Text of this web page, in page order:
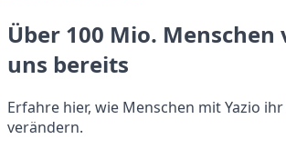
Über 100 Mio.
uns bereits
Erfahre hier, wie Menschen mit Yazio ihr
verändern.